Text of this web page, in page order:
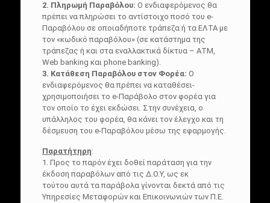
2. Πληρωμή Παραβόλου: Ο ενδιαφερόμενος θα
πρέπει να πληρώσει το αντίστοιχο ποσό του e-
Παραβόλου σε οποιαδήποτε τράπεζα ή τα ΕΛΤΑ με
τον «κωδικό παραβόλου» (σε κατάστημα της
τράπεζας ή και στα εναλλακτικά δίκτυα – ΑΤΜ,
Web banking και phone banking).
3. Κατάθεση Παραβόλου στον Φορέα: Ο
ενδιαφερόμενος θα πρέπει να καταθέσει-
χρησιμοποιήσει το e-Παράβολο στον φορέα για
τον οποίο το έχει εκδώσει. Στην συνέχεια, ο
υπάλληλος του φορέα, θα κάνει τον έλεγχο και τη
δέσμευση του e-Παραβόλου μέσω της εφαρμογής.
Παρατήτηρη:
1. Προς το παρόν έχει δοθεί παράταση για την
έκδοση παραβόλων από τις Δ.Ο.Υ, ως εκ
τούτου αυτά τα παράβολα γίνονται δεκτά από τις
Υπηρεσίες Μεταφορών και Επικοινωνιών των Π.Ε.